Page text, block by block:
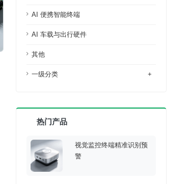
AI 便携智能终端
AI 车载与出行硬件
其他
一级分类 +
热门产品
视觉监控终端精准识别预
警